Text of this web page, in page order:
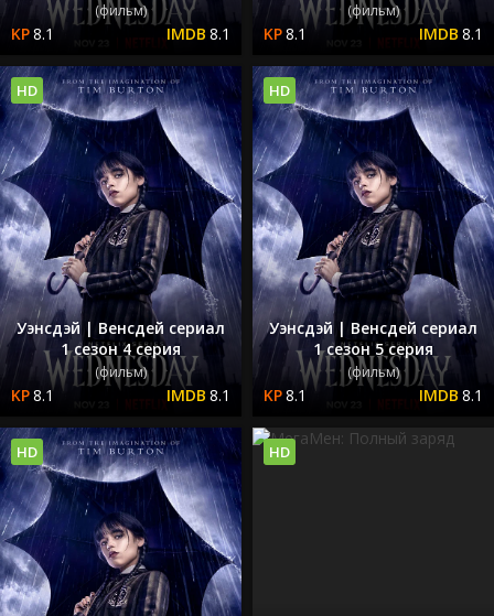
(фильм)
8.1 8.1
(фильм)
8.1 8.1
Уэнсдэй | Венсдей сериал
1 сезон 4 серия
(фильм)
8.1 8.1
HD
Уэнсдэй | Венсдей сериал
1 сезон 5 серия
(фильм)
8.1 8.1
HD
HD HD